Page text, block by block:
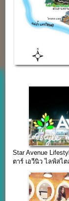
Star Avenue
ตาร์ เอวีนิว ไลฟ์สไ